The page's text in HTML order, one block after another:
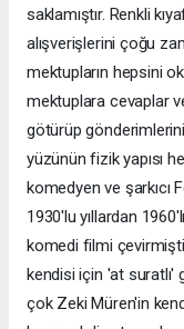
saklamıştır. Renkli
alışverişlerini çoğu
mektupların hepsini
mektuplara cevaplar
götürüp
yüzünün fizik yapısı
komedyen ve şarkıcı
1930'lu yıllardan
komedi filmi
kendisi için 'at suratlı'
çok Zeki Müren'in